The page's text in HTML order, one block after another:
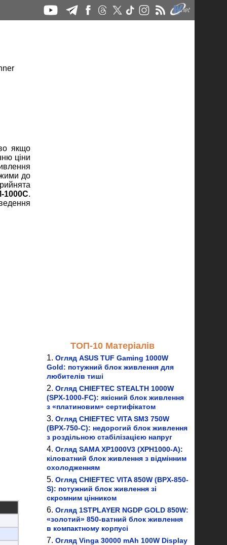
якщо
ціни
до
1000C.
ТОП-10 Матеріалів
Огляд ASUS TUF Gaming 1000W
Gold: потужний блок живлення для
любителів тиші
Огляд CHIEFTEC STEALTH 1000W
(SPX-1000-FC): якісний блок живлення
з «платиновим» сертифікатом
Огляд CHIEFTEC VITA SM3 750W
(BPX-750-C): недорогий блок живлення
з роздільною стабілізацією напруг
Огляд SAMA XP1000V3 (XPH1000-A):
кіловатний блок живлення з відмінним
охолодженням
Огляд CHIEFTEC VITA 850W (BPX-850-
S): потужний блок живлення зі
скромним цінником
Огляд 1STPLAYER NGDP GOLD 850W:
«золотий» 850-ватний блок живлення
в компактному корпусі
Огляд Vinga 30000 mAh 100W Display